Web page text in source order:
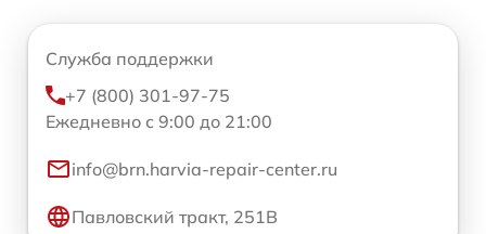
Служба поддержки
+7 (800) 301-97-75
Ежедневно с 9:00 до 21:00
info@brn.harvia-repair-center.ru
Павловский тракт, 251В